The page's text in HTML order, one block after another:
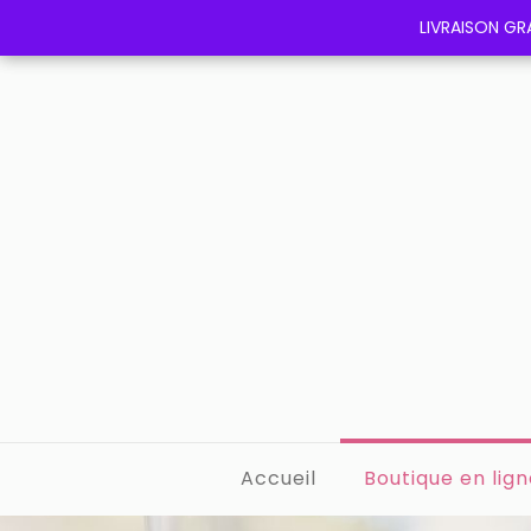
Accueil Boutique en
LIVRAISON
LIVRAISON